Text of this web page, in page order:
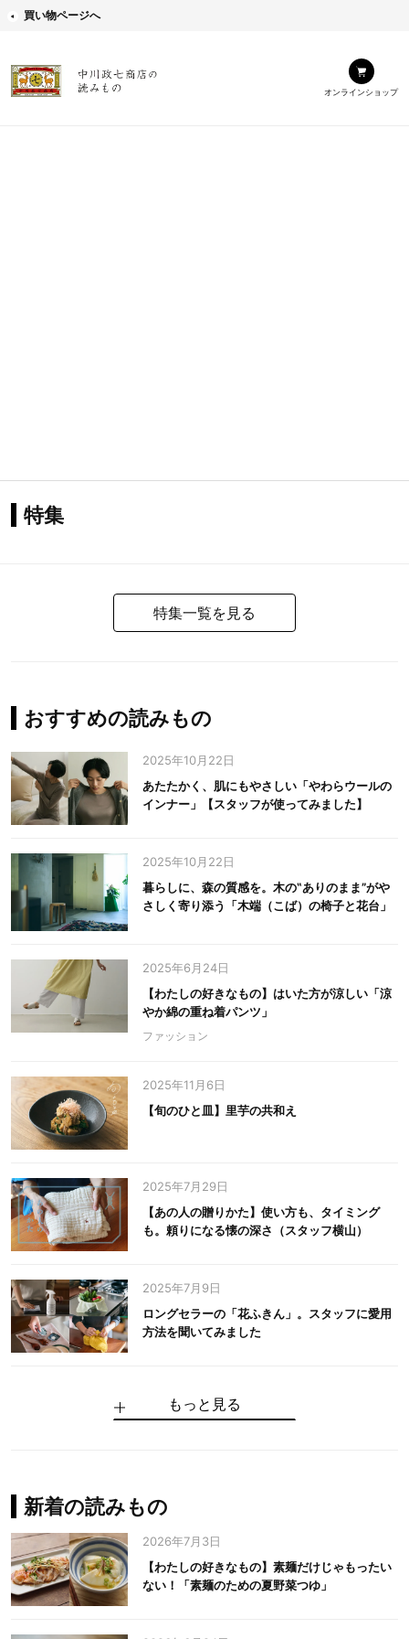
買い物ページへ
オンラインショップ
特集
特集一覧を見る
おすすめの読みもの
2025年10月22日
あたたかく、肌にもやさしい「やわらウールの
インナー」【スタッフが使ってみました】
2025年10月22日
暮らしに、森の質感を。木の‟ありのまま”がや
さしく寄り添う「木端（こば）の椅子と花台」
2025年6月24日
【わたしの好きなもの】はいた方が涼しい「涼
やか綿の重ね着パンツ」
ファッション
2025年11月6日
【旬のひと皿】里芋の共和え
2025年7月29日
【あの人の贈りかた】使い方も、タイミング
も。頼りになる懐の深さ（スタッフ横山）
2025年7月9日
ロングセラーの「花ふきん」。スタッフに愛用
方法を聞いてみました
手仕事だからできる“いいもの”を作り続ける。
麻の老舗が届けたい、麻の魅力をのせた衣「中
中川政七商店の謎を解く、6つの問いと1つの答
100年先の日本に工芸があるように。中川政七
中川政七商店スタッフが綴る「今日も、土鍋ま
【わたしの好きなもの】素麺だけじゃもったい
もっと見る
新着の読みもの
2026年7月3日
【わたしの好きなもの】素麺だけじゃもったい
ない！「素麺のための夏野菜つゆ」